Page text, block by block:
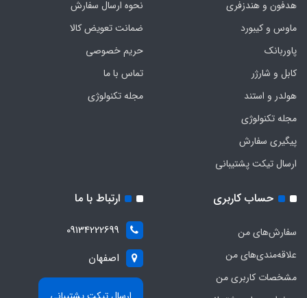
هدفون‌ و‌ هندزفری
ماوس و کیبورد
پاوربانک
کابل و شارژر
هولدر و استند
مجله تکنولوژی
پیگیری سفارش
ارسال تیکت پشتیبانی
نحوه ارسال سفارش
ضمانت تعویض کالا
حریم خصوصی
تماس با ما
مجله تکنولوژی
حساب کاربری
سفارش‌های من
علاقه‌مندی‌های من
مشخصات کاربری من
ارتباط با ما
09134222699
اصفهان